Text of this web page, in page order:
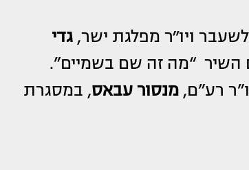
ויו״ר מפלגת ישר,גדי
“מה זה שם בשמיים”.
רע”ם,מנסור עבאס, במסגרת